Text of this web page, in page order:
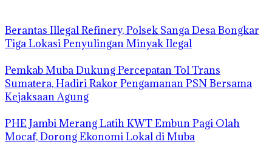
Berantas Illegal Refinery, Polsek Sanga Desa Bongkar
Tiga Lokasi Penyulingan Minyak Ilegal
Pemkab Muba Dukung Percepatan Tol Trans
Sumatera, Hadiri Rakor Pengamanan PSN Bersama
Kejaksaan Agung
PHE Jambi Merang Latih KWT Embun Pagi Olah
Mocaf, Dorong Ekonomi Lokal di Muba